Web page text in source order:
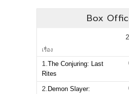
Box
เรื่อง
1. The Conjuring: Last
Rites
2. Demon Slayer: